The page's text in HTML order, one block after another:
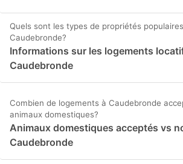
Quels sont les types de propriétés
Caudebronde?
Informations sur les logements
Caudebronde
Combien de logements à Caudebronde
animaux domestiques?
Animaux domestiques acceptés vs
Caudebronde